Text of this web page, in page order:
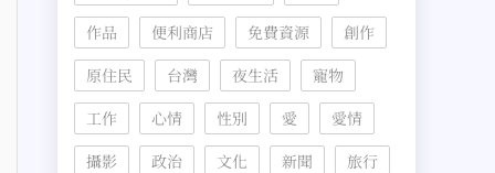
作品
便利商店 免費資源
創作
原住民
台灣 夜生活
寵物
工作
心情 性別 愛
愛情
攝影
政治 文化 新聞
旅行